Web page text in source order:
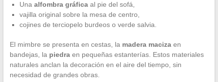
Una alfombra gráficaal pie del sofá,
vajilla original sobre la mesa de centro,
cojines de terciopelo burdeos o verde salvia.
El mimbre se presenta en cestas, la madera macizaen
bandejas, la piedraen pequeñas estanterías. Estos materiales
naturales anclan la decoración en el aire del tiempo, sin
necesidad de grandes obras.